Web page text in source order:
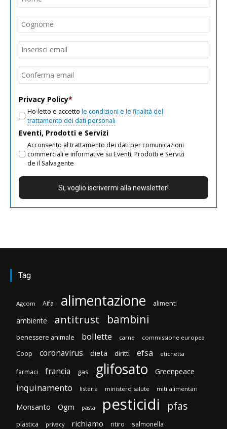
Email
Privacy Policy*
Ho letto e accetto le condizioni e le finalità del
trattamento dei dati personali
Eventi, Prodotti e Servizi
Acconsento al trattamento dei dati per comunicazioni
commerciali e informative su Eventi, Prodotti e Servizi
de il Salvagente
Tag
Agcom Aifa alimentazione alimenti
ambiente antitrust bambini
benessere animale bollette carne commissione europea
Coop coronavirus dieta diritti efsa etichetta
farmaci francia gas glifosato Greenpeace
inquinamento listeria ministero salute miti alimentari
Monsanto Ogm pasta pesticidi pfas
plastica privacy richiamo ritiro salmonella